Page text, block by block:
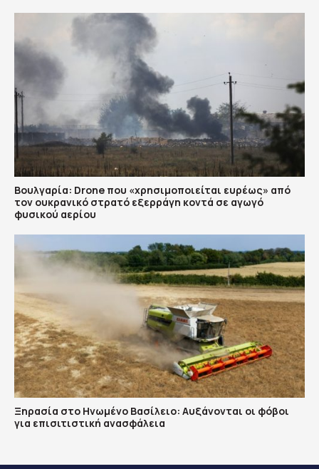
Βουλγαρία: Drone που «χρησιμοποιείται ευρέως» από
τον ουκρανικό στρατό εξερράγη κοντά σε αγωγό
φυσικού αερίου
Ξηρασία στο Ηνωμένο Βασίλειο: Αυξάνονται οι φόβοι
για επισιτιστική ανασφάλεια